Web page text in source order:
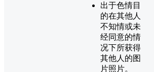
出于色情目
的在其他人
不知情或未
经同意的情
况下所获得
其他人的图
片照片。